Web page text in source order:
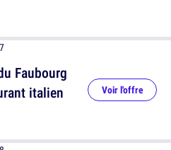
Faubourg
italien
Voir l'offre